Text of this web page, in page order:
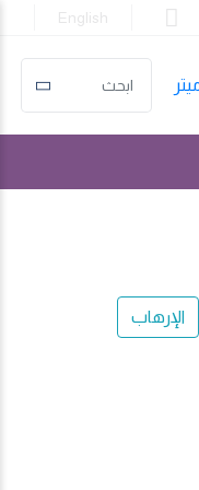
English
الإرهاب